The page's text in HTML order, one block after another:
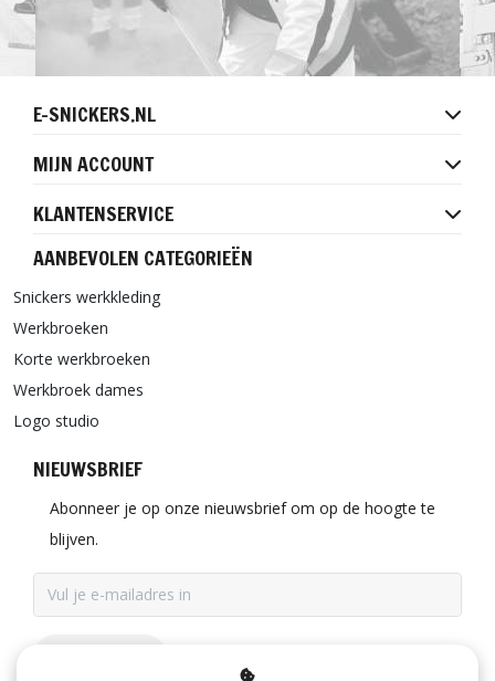
E-SNICKERS.NL
MIJN ACCOUNT
KLANTENSERVICE
AANBEVOLEN CATEGORIEËN
Snickers werkkleding
Werkbroeken
Korte werkbroeken
Werkbroek dames
Logo studio
NIEUWSBRIEF
Abonneer je op onze nieuwsbrief om op de hoogte te
blijven.